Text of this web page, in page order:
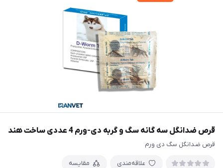
قرص ضدانگل سه گانه سگ و گربه دی-ورم 4 عددی ساخت هند
قرص ضدانگل سگ دی ورم
علاقه‌مندی مقایسه